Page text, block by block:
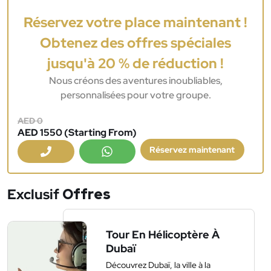
Réservez votre place maintenant !
Obtenez des offres spéciales
jusqu'à 20 % de réduction !
Nous créons des aventures inoubliables,
personnalisées pour votre groupe.
AED 0
AED 1550 (Starting From)
Réservez maintenant
ExclusifOffres
Tour En Hélicoptère À
Dubaï
Découvrez Dubaï, la ville à la